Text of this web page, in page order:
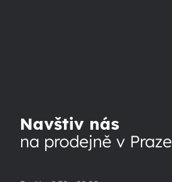
Navštiv nás
na prodejně v Praze